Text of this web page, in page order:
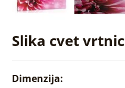
Slika cvet
Dimenzija: